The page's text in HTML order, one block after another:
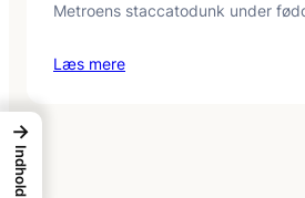
Metroens staccatodunk under
Læs mere
→
Indhold